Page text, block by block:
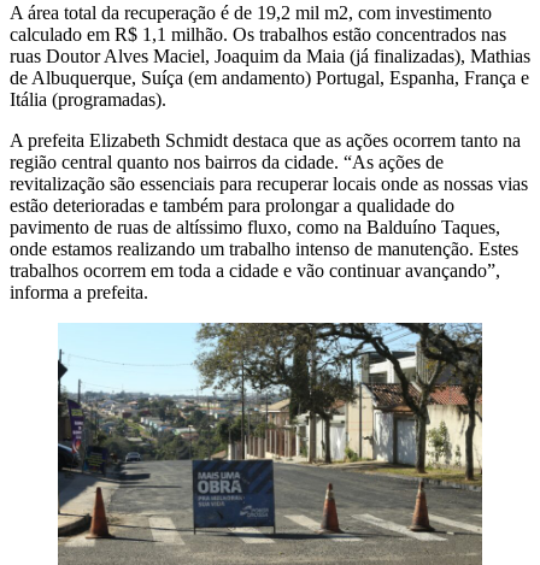
A área total da recuperação é de 19,2 mil m2, com investimento
calculado em R$ 1,1 milhão. Os trabalhos estão concentrados nas
ruas Doutor Alves Maciel, Joaquim da Maia (já finalizadas), Mathias
de Albuquerque, Suíça (em andamento) Portugal, Espanha, França e
Itália (programadas).
A prefeita Elizabeth Schmidt destaca que as ações ocorrem tanto na
região central quanto nos bairros da cidade. “As ações de
revitalização são essenciais para recuperar locais onde as nossas vias
estão deterioradas e também para prolongar a qualidade do
pavimento de ruas de altíssimo fluxo, como na Balduíno Taques,
onde estamos realizando um trabalho intenso de manutenção. Estes
trabalhos ocorrem em toda a cidade e vão continuar avançando”,
informa a prefeita.